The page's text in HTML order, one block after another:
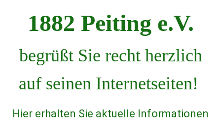
1882 Peiting e.V.
begrüßt Sie recht herzlich
auf seinen Internetseiten!
Hier erhalten Sie aktuelle Informationen